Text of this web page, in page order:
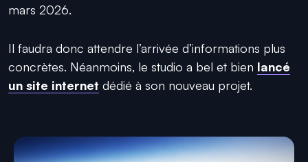
mars 2026.
Il faudra donc attendre l’arrivée d’informations plus
concrètes. Néanmoins, le studio a bel et bien lancé
un site internet dédié à son nouveau projet.